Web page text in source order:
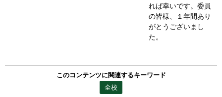
れば幸いです。委員
の皆様、１年間あり
がとうございまし
た。
このコンテンツに関連するキーワード
全校